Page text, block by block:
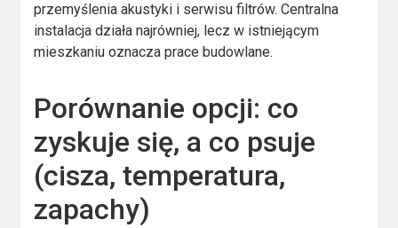
przemyślenia akustyki i serwisu filtrów. Centralna
instalacja działa najrówniej, lecz w istniejącym
mieszkaniu oznacza prace budowlane.
Porównanie opcji: co
zyskuje się, a co psuje
(cisza, temperatura,
zapachy)